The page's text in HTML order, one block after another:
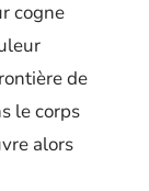
cogne
de
le corps
alors